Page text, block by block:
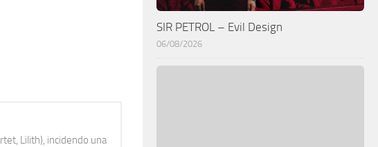
Lilith), incidendo una
SIR PETROL – Evil Design
06/08/2026